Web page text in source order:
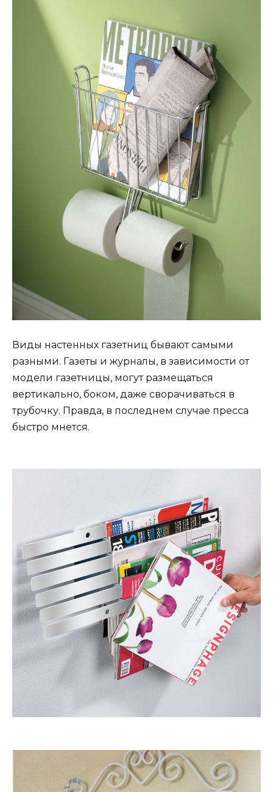
Виды настенных газетниц бывают самыми
разными. Газеты и журналы, в зависимости от
модели газетницы, могут размещаться
вертикально, боком, даже сворачиваться в
трубочку. Правда, в последнем случае пресса
быстро мнется.